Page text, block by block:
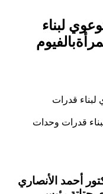
لبناء
قدرات وحدات
الأنصاري